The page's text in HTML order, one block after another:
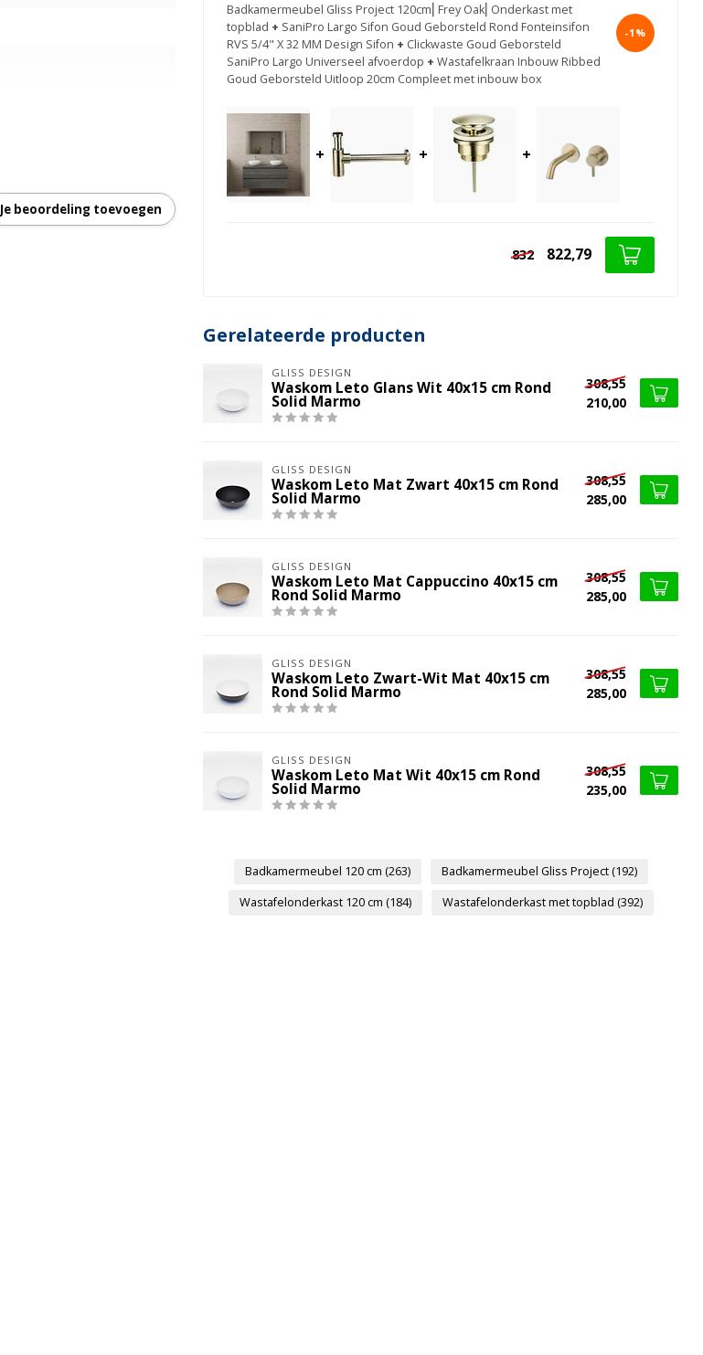
Je beoordeling toevoegen
Badkamermeubel Gliss Project 120cm⎢Frey Oak⎢Onderkast met
topblad + SaniPro Largo Sifon Goud Geborsteld Rond Fonteinsifon
RVS 5/4" X 32 MM Design Sifon + Clickwaste Goud Geborsteld
SaniPro Largo Universeel afvoerdop + Wastafelkraan Inbouw Ribbed
Goud Geborsteld Uitloop 20cm Compleet met inbouw box
-1%
+ + +
832 822,79
Gerelateerde producten
GLISS DESIGN
Waskom Leto Glans Wit 40x15 cm Rond
Solid Marmo
308,55
210,00
GLISS DESIGN
Waskom Leto Mat Zwart 40x15 cm Rond
Solid Marmo
308,55
285,00
GLISS DESIGN
Waskom Leto Mat Cappuccino 40x15 cm
Rond Solid Marmo
308,55
285,00
GLISS DESIGN
Waskom Leto Zwart-Wit Mat 40x15 cm
Rond Solid Marmo
308,55
285,00
GLISS DESIGN
Waskom Leto Mat Wit 40x15 cm Rond
Solid Marmo
308,55
235,00
Badkamermeubel 120 cm (263) Badkamermeubel Gliss Project(192)
Wastafelonderkast 120 cm (184) Wastafelonderkast met topblad (392)